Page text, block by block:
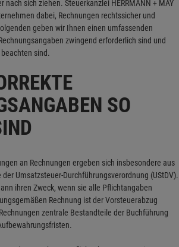
nach sich ziehen. Steuerkanzlei HERRMANN + MAY
dabei, Rechnungen rechtssicher und
geben wir Ihnen einen umfassenden
zwingend erforderlich sind und
sind.
SO
an Rechnungen ergeben sich insbesondere aus
Umsatzsteuer-Durchführungsverordnung (UStDV).
ihren Zweck, wenn sie alle Pflichtangaben
Rechnung ist der Vorsteuerabzug
zentrale Bestandteile der Buchführung